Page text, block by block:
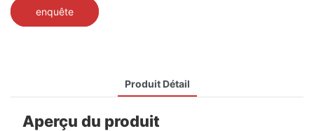
enquête
Produit Détail
Aperçu du produit